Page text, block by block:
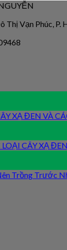
Thị Vạn Phúc,
XẠ ĐEN VÀ
CÂY XẠ
Trồng Trước